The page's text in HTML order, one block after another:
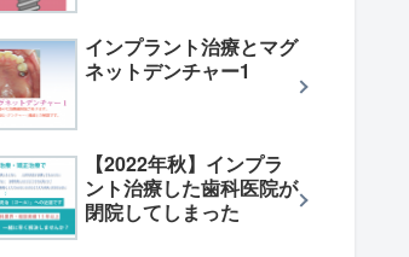
インプラント治療とマグ
ネットデンチャー1
【2022年秋】インプラ
ント治療した歯科医院が
閉院してしまった